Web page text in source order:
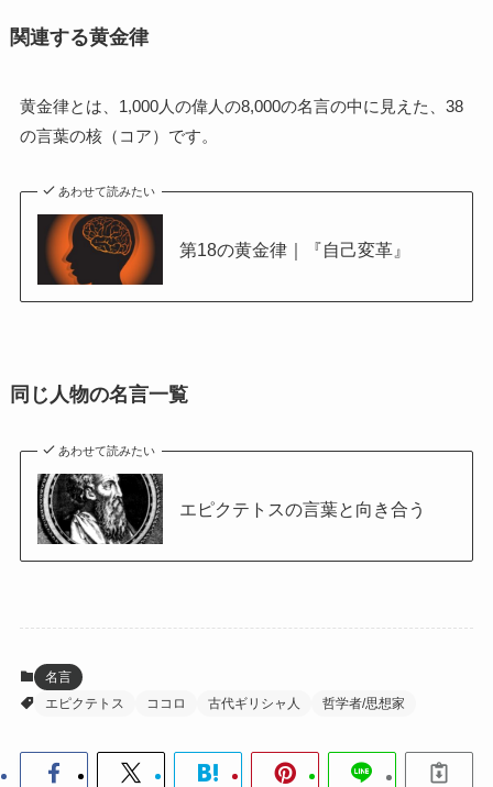
関連する黄金律
黄金律とは、1,000人の偉人の8,000の名言の中に見えた、38
の言葉の核（コア）です。
あわせて読みたい
第18の黄金律｜『自己変革』
同じ人物の名言一覧
あわせて読みたい
エピクテトスの言葉と向き合う
名言
エピクテトス
ココロ 古代ギリシャ人 哲学者/思想家